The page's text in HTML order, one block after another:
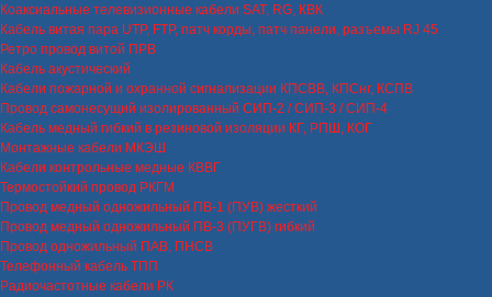
Коаксиальные телевизионные кабели SAT, RG, КВК
Кабель витая пара UTP, FTP, патч корды, патч панели, разъемы RJ 45
Ретро провод витой ПРВ
Кабель акустический
Кабели пожарной и охранной сигнализации КПСВВ, КПСнг, КСПВ
Провод самонесущий изолированный СИП-2 / СИП-3 / СИП-4
Кабель медный гибкий в резиновой изоляции КГ, РПШ, КОГ
Монтажные кабели МКЭШ
Кабели контрольные медные КВВГ
Термостойкий провод РКГМ
Провод медный одножильный ПВ-1 (ПУВ) жесткий
Провод медный одножильный ПВ-3 (ПУГВ) гибкий
Провод одножильный ПАВ, ПНСВ
Телефонный кабель ТПП
Радиочастотные кабели РК